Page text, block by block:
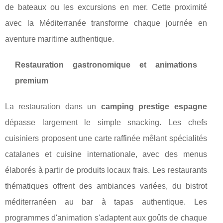
de bateaux ou les excursions en mer. Cette proximité
avec la Méditerranée transforme chaque journée en
aventure maritime authentique.
Restauration gastronomique et animations
premium
La restauration dans un camping prestige espagne
dépasse largement le simple snacking. Les chefs
cuisiniers proposent une carte raffinée mêlant spécialités
catalanes et cuisine internationale, avec des menus
élaborés à partir de produits locaux frais. Les restaurants
thématiques offrent des ambiances variées, du bistrot
méditerranéen au bar à tapas authentique. Les
programmes d'animation s'adaptent aux goûts de chaque